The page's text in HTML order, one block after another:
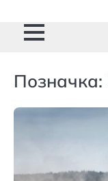
content
Позначка: